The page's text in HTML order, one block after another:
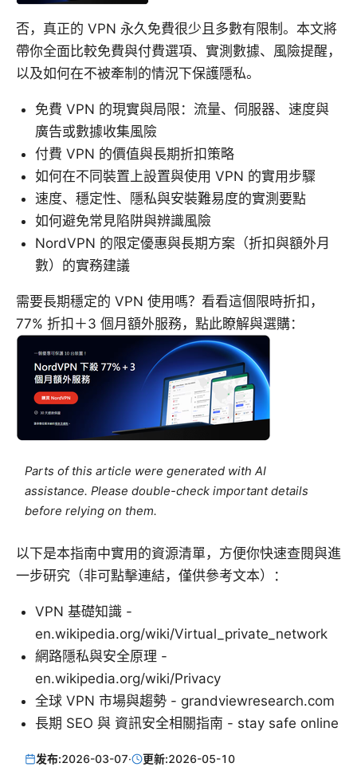
否，真正的 VPN 永久免費很少且多數有限制。本文將
帶你全面比較免費與付費選項、實測數據、風險提醒，
以及如何在不被牽制的情況下保護隱私。
免費 VPN 的現實與局限：流量、伺服器、速度與
廣告或數據收集風險
付費 VPN 的價值與長期折扣策略
如何在不同裝置上設置與使用 VPN 的實用步驟
速度、穩定性、隱私與安裝難易度的實測要點
如何避免常見陷阱與辨識風險
NordVPN 的限定優惠與長期方案（折扣與額外月
數）的實務建議
需要長期穩定的 VPN 使用嗎？看看這個限時折扣，
77% 折扣＋3 個月額外服務，點此瞭解與選購：
Parts of this article were generated with AI
assistance. Please double-check important details
before relying on them.
以下是本指南中實用的資源清單，方便你快速查閱與進
一步研究（非可點擊連結，僅供參考文本）：
VPN 基礎知識 -
en.wikipedia.org/wiki/Virtual_private_network
網路隱私與安全原理 -
en.wikipedia.org/wiki/Privacy
全球 VPN 市場與趨勢 - grandviewresearch.com
長期 SEO 與 資訊安全相關指南 - stay safe online
发布:2026-03-07· 更新:2026-05-10